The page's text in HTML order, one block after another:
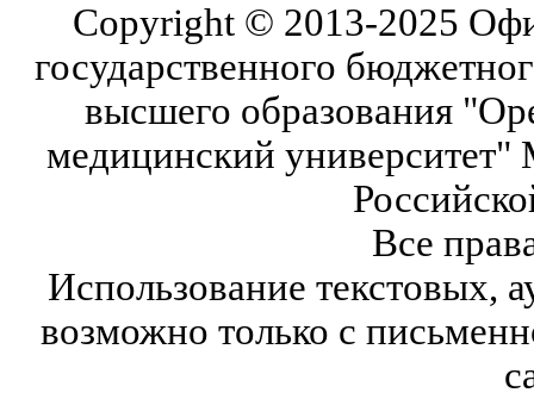
Copyright © 2013-2025
государственного
высшего образования
медицинский университет"
Все
Использование текстовых,
возможно только с